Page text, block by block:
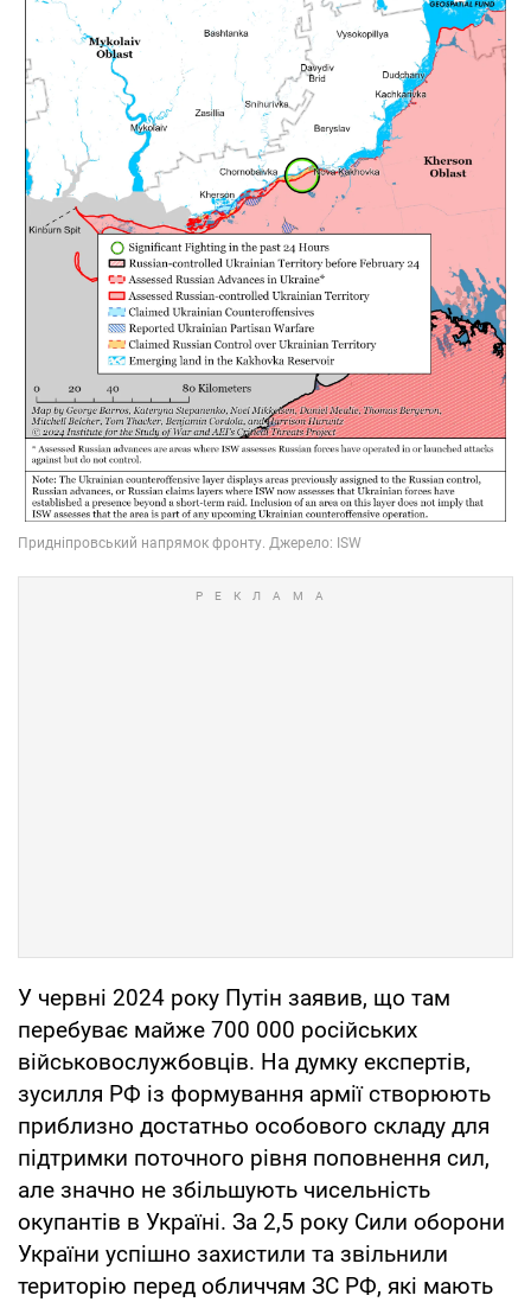
У червні 2024 року Путін заявив, що там
перебуває майже 700 000 російських
військовослужбовців. На думку експертів,
зусилля РФ із формування армії створюють
приблизно достатньо особового складу для
підтримки поточного рівня поповнення сил,
але значно не збільшують чисельність
окупантів в Україні. За 2,5 року Сили оборони
України успішно захистили та звільнили
територію перед обличчям ЗС РФ, які мають